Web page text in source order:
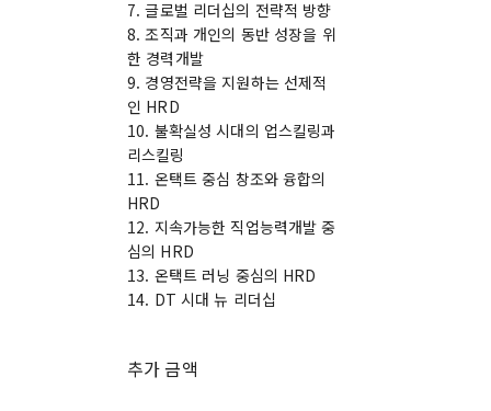
7. 글로벌 리더십의 전략적 방향
8. 조직과 개인의 동반 성장을 위
한 경력개발
9. 경영전략을 지원하는 선제적
인 HRD
10. 불확실성 시대의 업스킬링과
리스킬링
11. 온택트 중심 창조와 융합의
HRD
12. 지속가능한 직업능력개발 중
심의 HRD
13. 온택트 러닝 중심의 HRD
14. DT 시대 뉴 리더십
추가 금액